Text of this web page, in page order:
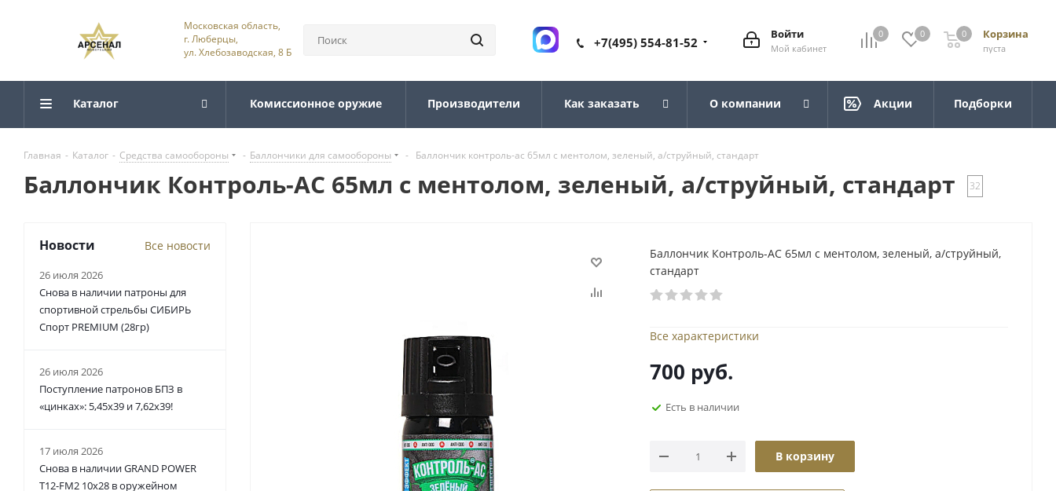
Московская область,
г. Люберцы,
ул. Хлебозаводская, 8 Б
0 0 Корзина
пуста
0
Войти
Мой кабинет
+7(495) 554-81-52
Каталог Комиссионное оружие Производители Как заказать О компании Акции Подборки
Главная - Каталог - Средства самообороны - Баллончики для самообороны - Баллончик контроль-ас 65мл с ментолом, зеленый, а/струйный, стандарт
Баллончик Контроль-АС 65мл с ментолом, зеленый, а/струйный, стандарт 32
Баллончик Контроль-АС 65мл с ментолом, зеленый, а/струйный,
стандарт
Все характеристики
700 руб.
Есть в наличии
В корзину
Новости Все новости
26 июля 2026
Снова в наличии патроны для
спортивной стрельбы СИБИРЬ
Спорт PREMIUM (28гр)
26 июля 2026
Поступление патронов БПЗ в
«цинках»: 5,45х39 и 7,62х39!
17 июля 2026
Снова в наличии GRAND POWER
T12-FM2 10x28 в оружейном